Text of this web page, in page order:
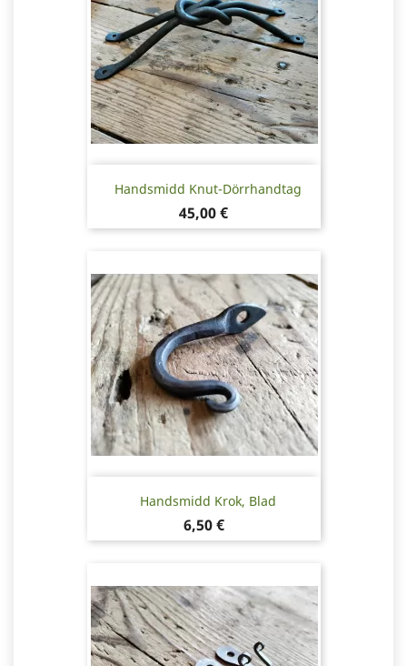
Handsmidd Knut-Dörrhandtag
Pris
45,00 €
Handsmidd Krok, Blad
Pris
6,50 €